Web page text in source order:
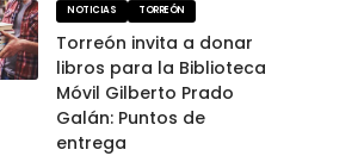
NOTICIAS TORREÓN
Torreón invita a donar
libros para la Biblioteca
Móvil Gilberto Prado
Galán: Puntos de
entrega